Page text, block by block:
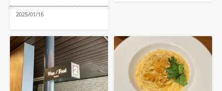
2025/01/16